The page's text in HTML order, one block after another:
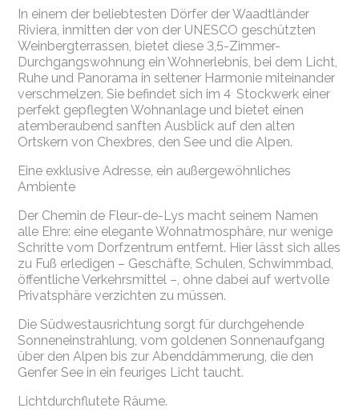
In einem der beliebtesten Dörfer der Waadtländer
Riviera, inmitten der von der UNESCO geschützten
Weinbergterrassen, bietet diese 3,5-Zimmer-
Durchgangswohnung ein Wohnerlebnis, bei dem Licht,
Ruhe und Panorama in seltener Harmonie miteinander
verschmelzen. Sie befindet sich im 4. Stockwerk einer
perfekt gepflegten Wohnanlage und bietet einen
atemberaubend sanften Ausblick auf den alten
Ortskern von Chexbres, den See und die Alpen.
Eine exklusive Adresse, ein außergewöhnliches
Ambiente
Der Chemin de Fleur-de-Lys macht seinem Namen
alle Ehre: eine elegante Wohnatmosphäre, nur wenige
Schritte vom Dorfzentrum entfernt. Hier lässt sich alles
zu Fuß erledigen – Geschäfte, Schulen, Schwimmbad,
öffentliche Verkehrsmittel –, ohne dabei auf wertvolle
Privatsphäre verzichten zu müssen.
Die Südwestausrichtung sorgt für durchgehende
Sonneneinstrahlung, vom goldenen Sonnenaufgang
über den Alpen bis zur Abenddämmerung, die den
Genfer See in ein feuriges Licht taucht.
Lichtdurchflutete Räume.